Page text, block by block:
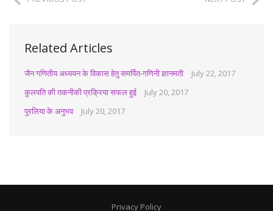
Related Articles
जैन गणितीय अध्ययन के विकास हेतु समर्पित-गणिनी ज्ञानमती
July 22, 2017
कुलपति की तकनीकी प्रक्रिया सफल हुई
July 20, 2017
पुरलिया के अनुभव
July 20, 2017
Privacy Policy